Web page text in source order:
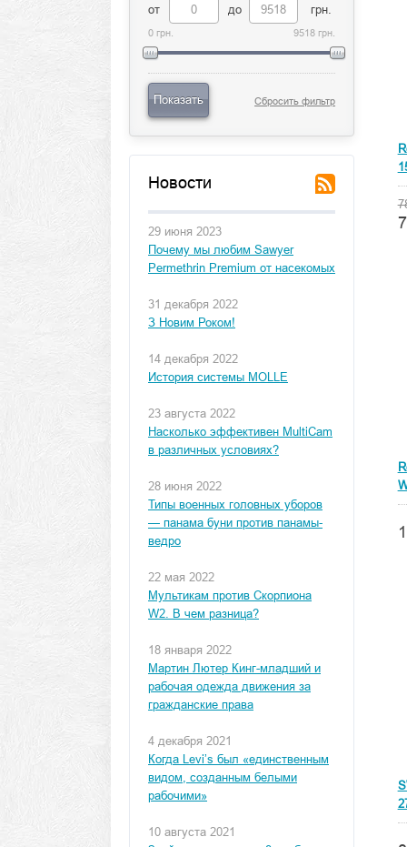
от
до грн.
0 грн. 9518 грн.
Показать Сбросить фильтр
Новости
29 июня 2023
Почему мы любим Sawyer
Permethrin Premium от насекомых
31 декабря 2022
З Новим Роком!
14 декабря 2022
История системы MOLLE
23 августа 2022
Насколько эффективен MultiCam
в различных условиях?
28 июня 2022
Типы военных головных уборов
— панама буни против панамы-
ведро
22 мая 2022
Мультикам против Скорпиона
W2. В чем разница?
18 января 2022
Мартин Лютер Кинг-младший и
рабочая одежда движения за
гражданские права
4 декабря 2021
Когда Levi’s был «единственным
видом, созданным белыми
рабочими»
10 августа 2021